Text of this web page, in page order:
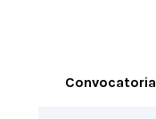
Convocatoria